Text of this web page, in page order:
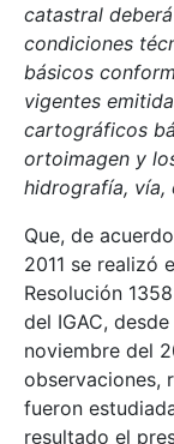
catastral
condiciones
básicos
vigentes
cartográficos
ortoimagen y
hidrografía, vía,
Que, de
2011 se realizó
Resolución
del IGAC,
noviembre del
observaciones,
fueron
resultado el